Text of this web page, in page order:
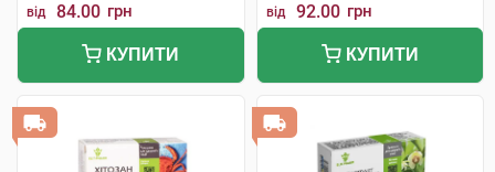
від 84.00 грн
КУПИТИ
від 92.00 грн
КУПИТИ